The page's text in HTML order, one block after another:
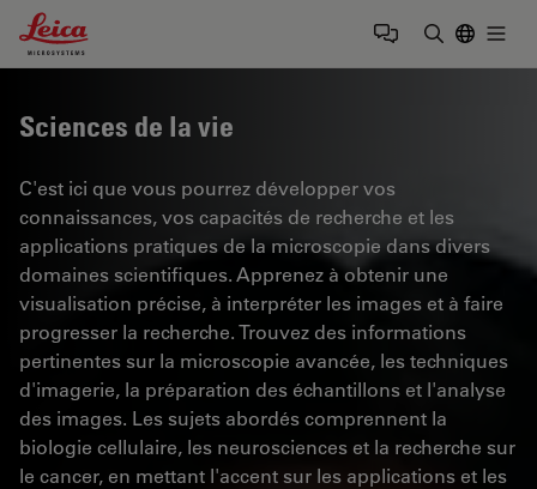
Leica Microsystems Logo
Sciences de la vie
C'est ici que vous pourrez développer vos
connaissances, vos capacités de recherche et les
applications pratiques de la microscopie dans divers
domaines scientifiques. Apprenez à obtenir une
visualisation précise, à interpréter les images et à faire
progresser la recherche. Trouvez des informations
pertinentes sur la microscopie avancée, les techniques
d'imagerie, la préparation des échantillons et l'analyse
des images. Les sujets abordés comprennent la
biologie cellulaire, les neurosciences et la recherche sur
le cancer, en mettant l'accent sur les applications et les